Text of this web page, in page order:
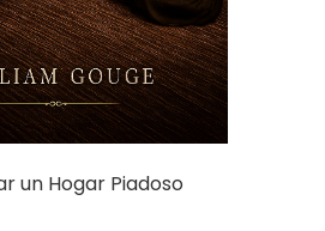
un Hogar Piadoso